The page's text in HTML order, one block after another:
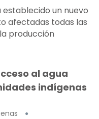
establecido un nuevo
afectadas todas las
producción
al agua
indígenas